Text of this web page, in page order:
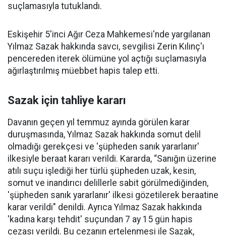
suçlamasıyla tutuklandı.
Eskişehir 5'inci Ağır Ceza Mahkemesi'nde yargılanan
Yılmaz Sazak hakkında savcı, sevgilisi Zerin Kılınç'ı
pencereden iterek ölümüne yol açtığı suçlamasıyla
ağırlaştırılmış müebbet hapis talep etti.
Sazak için tahliye kararı
Davanın geçen yıl temmuz ayında görülen karar
duruşmasında, Yılmaz Sazak hakkında somut delil
olmadığı gerekçesi ve 'şüpheden sanık yararlanır'
ilkesiyle beraat kararı verildi. Kararda, “Sanığın üzerine
atılı suçu işlediği her türlü şüpheden uzak, kesin,
somut ve inandırıcı delillerle sabit görülmediğinden,
'şüpheden sanık yararlanır' ilkesi gözetilerek beraatine
karar verildi" denildi. Ayrıca Yılmaz Sazak hakkında
'kadına karşı tehdit' suçundan 7 ay 15 gün hapis
cezası verildi. Bu cezanın ertelenmesi ile Sazak,